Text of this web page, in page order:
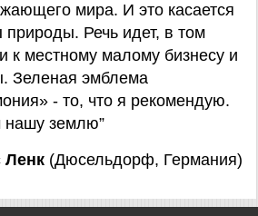
мира. И это касается
природы. Речь идет, в том
к местному малому бизнесу и
Зеленая эмблема
- то, что я рекомендую.
нашу землю”
Ленк (Дюсельдорф, Германия)